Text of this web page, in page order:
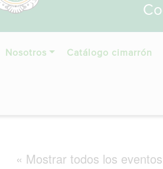
Nosotros Catálogo cimarrón
« Mostrar todos los eventos